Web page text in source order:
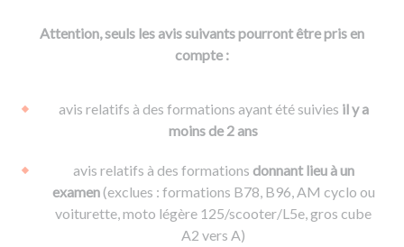
Attention, seuls les avis suivants pourront être pris en
compte :
avis relatifs à des formations ayant été suivies il y a
moins de 2 ans
avis relatifs à des formations donnant lieu à un
examen(exclues : formations B78, B96, AM cyclo ou
voiturette, moto légère 125/scooter/L5e, gros cube
A2 vers A)